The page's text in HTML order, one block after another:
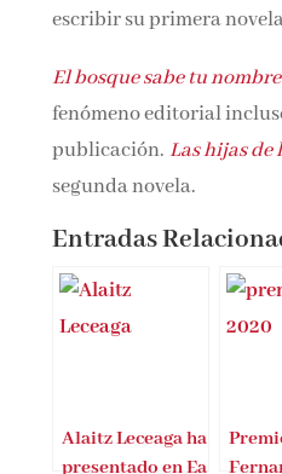
escribir su primera
El bosque sabe tu nombre
fenómeno editorial
publicación.Las hijas de
segunda novela.
Entradas
Alaitz Leceaga ha
presentado en Ea